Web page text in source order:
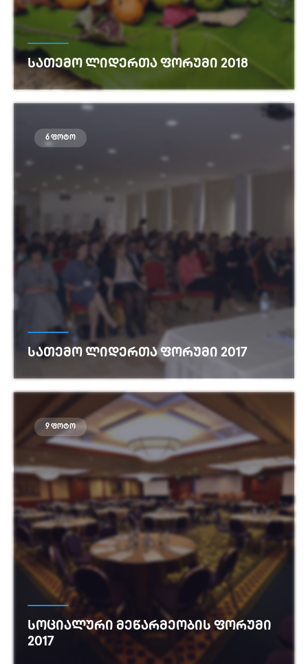
ᲡᲐᲗᲔᲛᲝ ᲚᲘᲓᲔᲠᲗᲐ ᲤᲝᲠᲣᲛᲘ 2018
იხილეთ მეტი
6 ფოტო
ᲡᲐᲗᲔᲛᲝ ᲚᲘᲓᲔᲠᲗᲐ ᲤᲝᲠᲣᲛᲘ 2017
იხილეთ მეტი
9 ფოტო
ᲡᲝᲪᲘᲐᲚᲣᲠᲘ ᲛᲔᲬᲐᲠᲛᲔᲝᲑᲘᲡ ᲤᲝᲠᲣᲛᲘ
2017